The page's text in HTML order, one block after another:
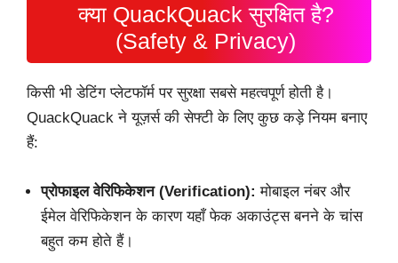
क्या QuackQuack सुरक्षित है?
(Safety & Privacy)
किसी भी डेटिंग प्लेटफॉर्म पर सुरक्षा सबसे महत्वपूर्ण होती है।
QuackQuack ने यूज़र्स की सेफ्टी के लिए कुछ कड़े नियम बनाए
हैं:
प्रोफाइल वेरिफिकेशन (Verification): मोबाइल नंबर और
ईमेल वेरिफिकेशन के कारण यहाँ फेक अकाउंट्स बनने के चांस
बहुत कम होते हैं।